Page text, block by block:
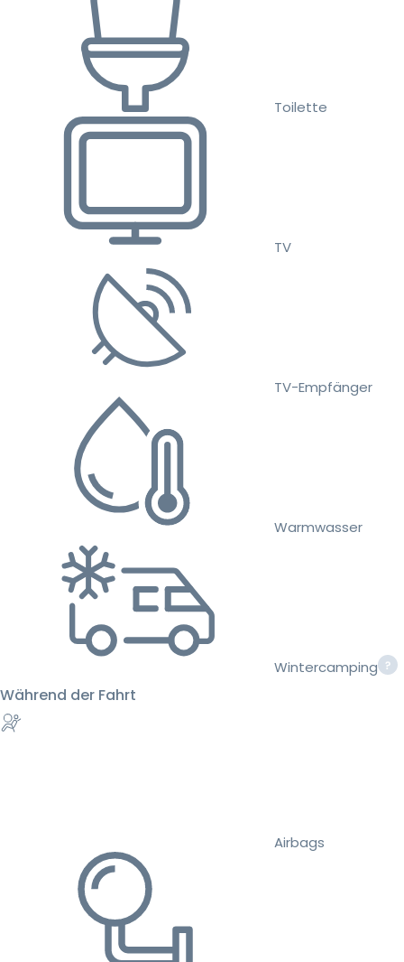
Toilette
TV
TV-Empfänger
Warmwasser
Wintercamping
Während der Fahrt
Airbags